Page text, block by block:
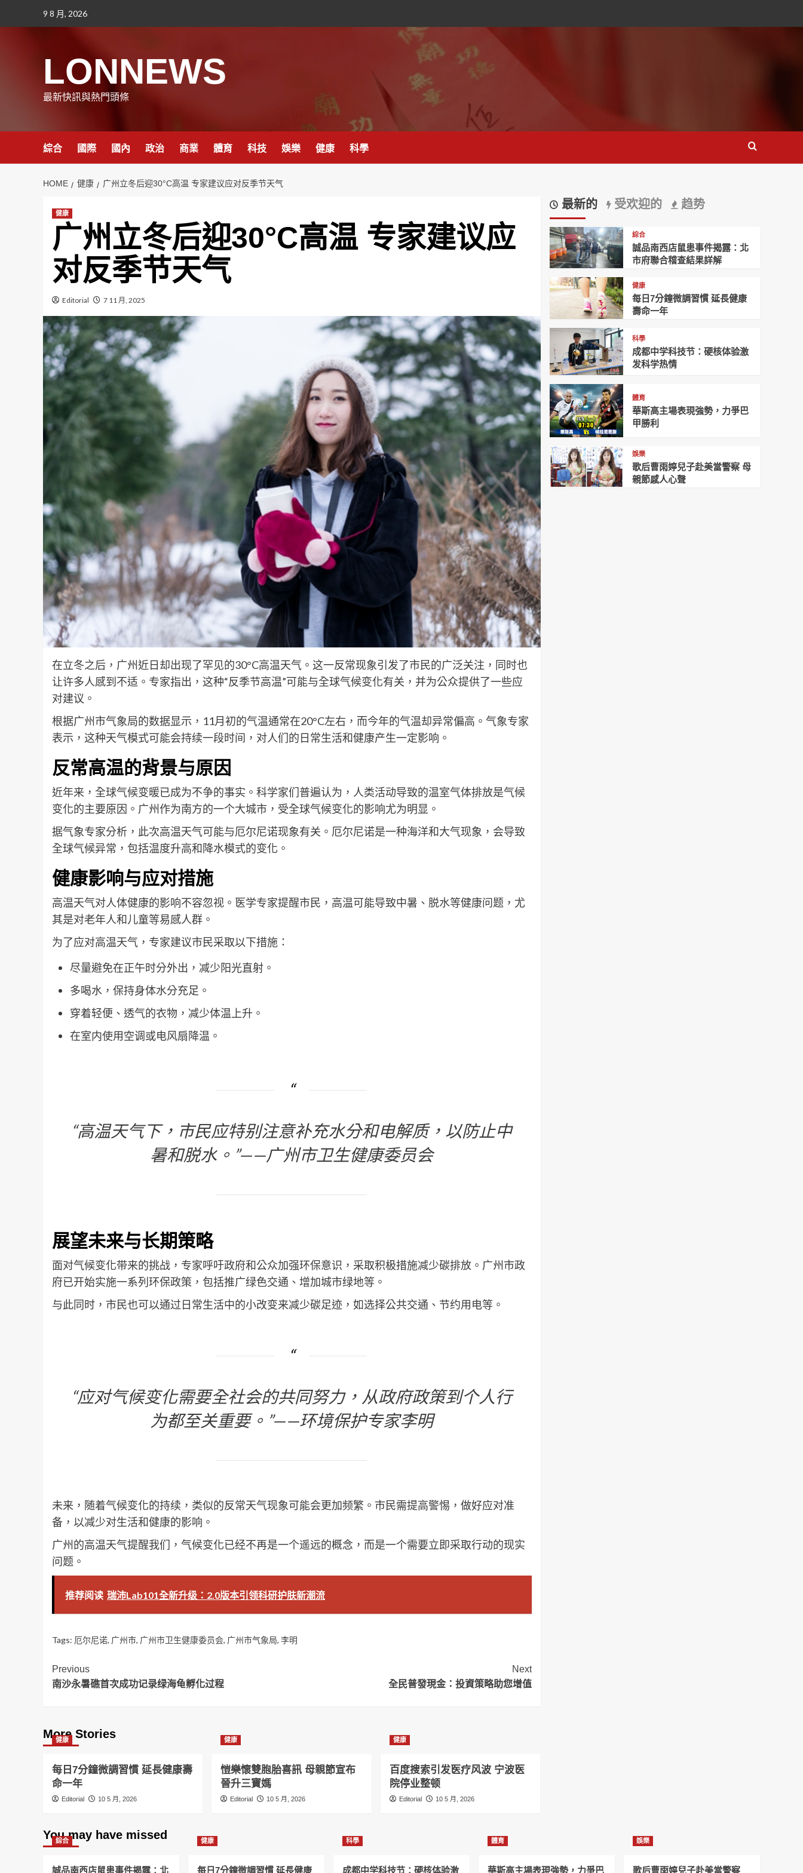
9 8 月, 2026
LONNEWS
最新快訊與熱門頭條
綜合 國際 國內 政治 商業 體育 科技 娛樂 健康 科學
HOME 健康 广州立冬后迎30°C高温 专家建议应对反季节天气
健康
广州立冬后迎30°C高温 专家建议应
对反季节天气
Editorial 7 11 月, 2025
在立冬之后，广州近日却出现了罕见的30°C高温天气。这一反常现象引发了市民的广泛关注，同时也
让许多人感到不适。专家指出，这种“反季节高温”可能与全球气候变化有关，并为公众提供了一些应
对建议。
根据广州市气象局的数据显示，11月初的气温通常在20°C左右，而今年的气温却异常偏高。气象专家
表示，这种天气模式可能会持续一段时间，对人们的日常生活和健康产生一定影响。
反常高温的背景与原因
近年来，全球气候变暖已成为不争的事实。科学家们普遍认为，人类活动导致的温室气体排放是气候
变化的主要原因。广州作为南方的一个大城市，受全球气候变化的影响尤为明显。
据气象专家分析，此次高温天气可能与厄尔尼诺现象有关。厄尔尼诺是一种海洋和大气现象，会导致
全球气候异常，包括温度升高和降水模式的变化。
健康影响与应对措施
高温天气对人体健康的影响不容忽视。医学专家提醒市民，高温可能导致中暑、脱水等健康问题，尤
其是对老年人和儿童等易感人群。
为了应对高温天气，专家建议市民采取以下措施：
尽量避免在正午时分外出，减少阳光直射。
多喝水，保持身体水分充足。
穿着轻便、透气的衣物，减少体温上升。
在室内使用空调或电风扇降温。
“高温天气下，市民应特别注意补充水分和电解质，以防止中
暑和脱水。”——广州市卫生健康委员会
展望未来与长期策略
面对气候变化带来的挑战，专家呼吁政府和公众加强环保意识，采取积极措施减少碳排放。广州市政
府已开始实施一系列环保政策，包括推广绿色交通、增加城市绿地等。
与此同时，市民也可以通过日常生活中的小改变来减少碳足迹，如选择公共交通、节约用电等。
“应对气候变化需要全社会的共同努力，从政府政策到个人行
为都至关重要。”——环境保护专家李明
未来，随着气候变化的持续，类似的反常天气现象可能会更加频繁。市民需提高警惕，做好应对准
备，以减少对生活和健康的影响。
广州的高温天气提醒我们，气候变化已经不再是一个遥远的概念，而是一个需要立即采取行动的现实
问题。
推荐阅读 瑞沛Lab101全新升级：2.0版本引领科研护肤新潮流
Tags: 厄尔尼诺, 广州市, 广州市卫生健康委员会, 广州市气象局, 李明
Post
Navigation
Previous
南沙永暑礁首次成功记录绿海龟孵化过程
Next
全民普發現金：投資策略助您增值
More Stories
健康
每日7分鐘微調習慣 延長健康壽
命一年
Editorial 10 5 月, 2026
健康
愷樂懷雙胞胎喜訊 母親節宣布
晉升三寶媽
Editorial 10 5 月, 2026
健康
百度搜索引发医疗风波 宁波医
院停业整顿
Editorial 10 5 月, 2026
最新的 受欢迎的 趋势
綜合
誠品南西店鼠患事件揭露：北
市府聯合稽查結果詳解
健康
每日7分鐘微調習慣 延長健康
壽命一年
科學
成都中学科技节：硬核体验激
发科学热情
體育
華斯高主場表現強勢，力爭巴
甲勝利
娛樂
歌后曹雨婷兒子赴美當警察 母
親節感人心聲
You may have missed
綜合
誠品南西店鼠患事件揭露：北
健康
每日7分鐘微調習慣 延長健康
科學
成都中学科技节：硬核体验激
體育
華斯高主場表現強勢，力爭巴
娛樂
歌后曹雨婷兒子赴美當警察